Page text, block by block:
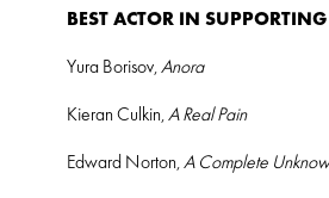
BEST ACTOR IN
Yura Borisov,Anora
Kieran Culkin,A Real Pain
Edward Norton,A Complete